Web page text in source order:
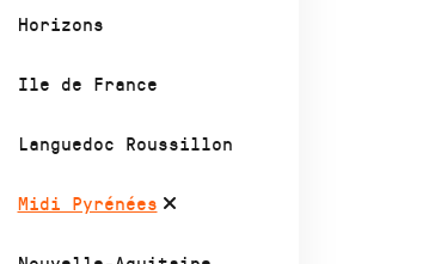
Horizons
Ile de France
Languedoc Roussillon
Midi Pyrénées